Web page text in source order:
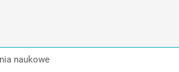
naukowe